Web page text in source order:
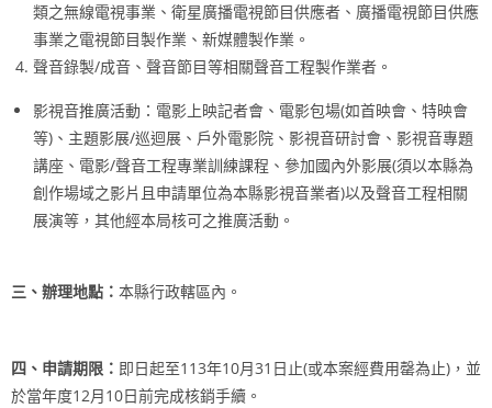
類之無線電視事業、衛星廣播電視節目供應者、廣播電視節目供應
事業之電視節目製作業、新媒體製作業。
聲音錄製/成音、聲音節目等相關聲音工程製作業者。
影視音推廣活動：電影上映記者會、電影包場(如首映會、特映會
等)、主題影展/巡迴展、戶外電影院、影視音研討會、影視音專題
講座、電影/聲音工程專業訓練課程、參加國內外影展(須以本縣為
創作場域之影片且申請單位為本縣影視音業者)以及聲音工程相關
展演等，其他經本局核可之推廣活動。
三、辦理地點： 本縣行政轄區內。
四、申請期限： 即日起至113年10月31日止(或本案經費用罄為止)，並
於當年度12月10日前完成核銷手續。